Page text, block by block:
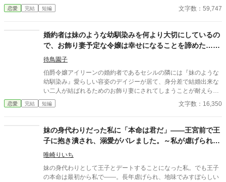
リアンの肩に顔を寄せ、可憐に震えてみせた。 「お姉様、ごめん
なさい……。でも、私、ジュリアン様なしでは生きていけない
ハルデン侯爵夫人の座は重すぎると、ジュリアン様もおっしゃっ
て……」 「お前には、長女としての義務がある。ルサルカの幸せ
を第一に考えるのが、お前の役目だ。ジュリアン殿は、我が家に
とっても最高の婿殿となる。あの子の身体のことも考慮し、ハル
デン家が全面的にサポートしてくれると約束してくださったの
だ。お前は一歩引き、妹の門出を祝うのが筋というものだ」 （祝
う……？） 私の婚約者を奪い、私の名誉を泥に塗れさせ、その上
で、笑顔で祝福しろと言うのか。 この瞬間、マリアベルの心は決
まった。
恋愛 完結 短編 文字数：59,747
婚約者は妹のような幼馴染みを何より大切にしているの
で、お飾り妻予定な令嬢は幸せになることを諦めた……
はずでした。
待鳥園子
伯爵令嬢アイリーンの婚約者であるセシルの隣には『妹のような
幼馴染み』愛らしい容姿のデイジーが居て、身分差で結婚出来な
い二人が結ばれるためのお飾り妻にされてしまうことが耐えられ
なかった。 そして、二人がふざけて婚姻届を書いている光景を見
て、アイリーンは自分の我慢が限界に達そうとしているのを感じ
恋愛 完結 短編 文字数：16,350
妹の身代わりだった私に「本命は君だ」――王宮前で王
子に抱き潰され、溺愛がバレました。～私が虐げられる
きっかけになった少年が、私と王子を結び付
唯崎りいち
妹の身代わりとして王子とデートすることになった私。でも王子
の本命は最初から私で――。長年虐げられ、地味でみすぼらしい